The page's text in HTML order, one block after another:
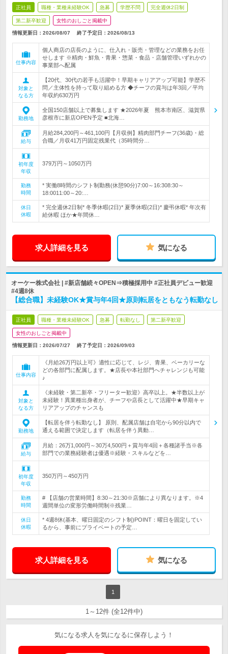
正社員 職種・業種未経験OK 急募 学歴不問 完全週休2日制
第二新卒歓迎 女性のおしごと掲載中
情報更新日：2026/08/07 終了予定日： 2026/08/13
仕事内容
個人商店の店長のように、仕入れ・販売・管理などの業務をお任
せします ※精肉・鮮魚・青果・惣菜・食品・店舗管理いずれかの
事業部へ配属
対象と
なる方
【20代、30代の若手も活躍中！早期キャリアアップ可能】学歴不
問／主体性を持って取り組める方 ◆チーフの賞与は年3回／平均
年収約630万円
勤務地
全国150店舗以上で募集します ★2026年夏 熊本市南区、滋賀県
彦根市に新店OPEN予定 ■北海…
給与
月給284,200円～461,100円【月収例】精肉部門チーフ(36歳)・総
合職／月収41万円固定残業代（35時間分…
初年度
年収
379万円～1050万円
勤務
時間
* 実働8時間のシフト制勤務(休憩90分)7:00～16:308:30～
18:0011:00～20:…
休日
休暇
* 完全週休2日制* 冬季休暇(2日)* 夏季休暇(2日)* 慶弔休暇* 年次有
給休暇 ほか★年間休…
求人詳細を見る 気になる
オーケー株式会社 | #新店舗続々OPEN⇒積極採用中 #正社員デビュー歓迎
#4週8休
【総合職】未経験OK★賞与年4回★原則転居をともなう転勤なし
正社員 職種・業種未経験OK 急募 転勤なし 第二新卒歓迎
女性のおしごと掲載中
情報更新日：2026/07/27 終了予定日： 2026/09/03
仕事内容
《月給26万円以上可》適性に応じて、レジ、青果、ベーカリーな
どの各部門に配属します。★店長や本社部門へチャレンジも可能
♪
対象と
なる方
《未経験・第二新卒・フリーター歓迎》高卒以上。★半数以上が
未経験！異業種出身者が、チーフや店長として活躍中★早期キャ
リアアップのチャンスも
勤務地
【転居を伴う転勤なし】 原則、配属店舗は自宅から90分以内で
通える範囲で決定します（転居を伴う異動…
給与
月給：26万1,000円～30万4,500円＋賞与年4回＋各種諸手当※各
部門での業務経験者は優遇※経験・スキルなどを…
初年度
年収
350万円～450万円
勤務
時間
# 【店舗の営業時間】8:30～21:30※店舗により異なります。※4
週間単位の変形労働時間制※残業…
休日
休暇
* 4週8休(基本、曜日固定のシフト制)POINT：曜日を固定してい
るから、事前にプライベートの予定…
求人詳細を見る 気になる
1
1～12件 (全12件中)
気になる求人を気になるに保存しよう！